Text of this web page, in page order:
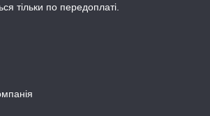
тільки по передоплаті.